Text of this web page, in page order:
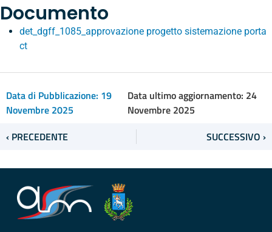
Documento
det_dgff_1085_approvazione progetto sistemazione porta
ct
Data di Pubblicazione: 19
Novembre 2025
Data ultimo aggiornamento: 24
Novembre 2025
‹ PRECEDENTE
SUCCESSIVO ›